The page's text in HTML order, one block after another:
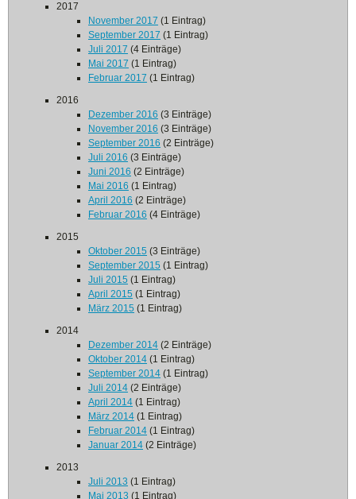
2017
November 2017 (1 Eintrag)
September 2017 (1 Eintrag)
Juli 2017 (4 Einträge)
Mai 2017 (1 Eintrag)
Februar 2017 (1 Eintrag)
2016
Dezember 2016 (3 Einträge)
November 2016 (3 Einträge)
September 2016 (2 Einträge)
Juli 2016 (3 Einträge)
Juni 2016 (2 Einträge)
Mai 2016 (1 Eintrag)
April 2016 (2 Einträge)
Februar 2016 (4 Einträge)
2015
Oktober 2015 (3 Einträge)
September 2015 (1 Eintrag)
Juli 2015 (1 Eintrag)
April 2015 (1 Eintrag)
März 2015 (1 Eintrag)
2014
Dezember 2014 (2 Einträge)
Oktober 2014 (1 Eintrag)
September 2014 (1 Eintrag)
Juli 2014 (2 Einträge)
April 2014 (1 Eintrag)
März 2014 (1 Eintrag)
Februar 2014 (1 Eintrag)
Januar 2014 (2 Einträge)
2013
Juli 2013 (1 Eintrag)
Mai 2013 (1 Eintrag)